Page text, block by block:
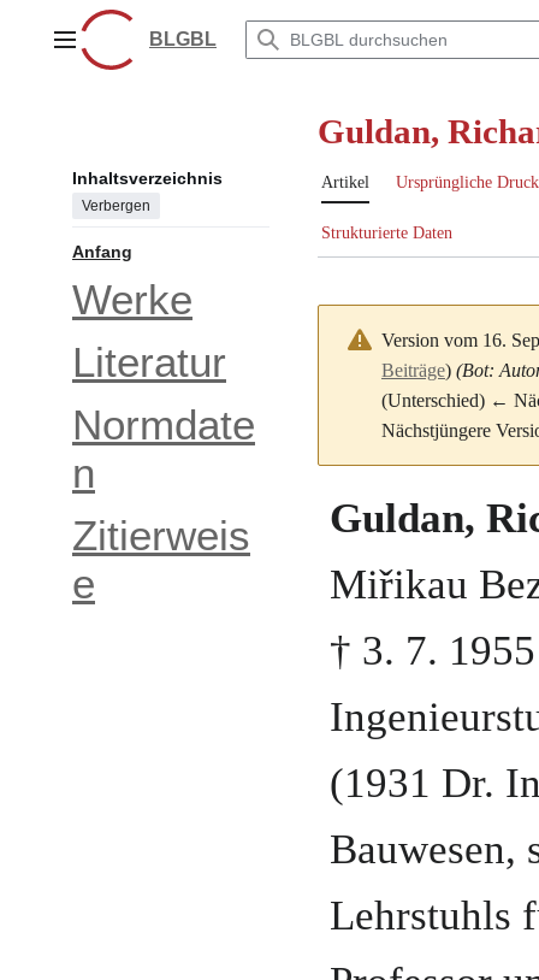
springenHauptmenüBLGBL
Inhaltsverzeichnis
Verbergen
Anfang
Werke
Literatur
Normdate
n
Zitierweis
e
Guldan,
Artikel Ursprüngliche
Strukturierte Daten
Version vom 16.
Beiträge) (Bot:
(Unterschied) ←
Nächstjüngere
Guldan,
Miřikau
† 3. 7. 1955
(1931 Dr.
Bauwesen,
Lehrstuhls